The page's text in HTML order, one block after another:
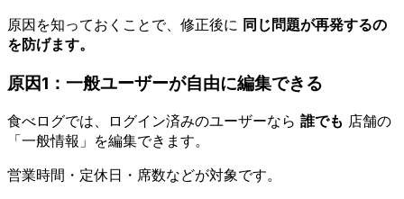
原因を知っておくことで、修正後に 同じ問題が再発するの
を防げます。
原因1：一般ユーザーが自由に編集できる
食べログでは、ログイン済みのユーザーなら 誰でも 店舗の
「一般情報」を編集できます。
営業時間・定休日・席数などが対象です。